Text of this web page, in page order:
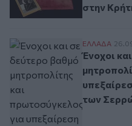
στην
Ένοχοι
ΕΛΛAΔΑ
Ένοχοι
των